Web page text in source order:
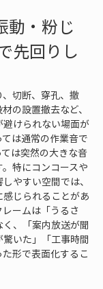
動・粉じ
先回りし
切断、穿孔、撤
の設置撤去など、
けられない場面が
は通常の作業音で
は突然の大きな音
特にコンコースや
やすい空間では、
じられることがあ
ームは「うるさ
、「案内放送が聞
いた」「工事時間
形で表面化するこ